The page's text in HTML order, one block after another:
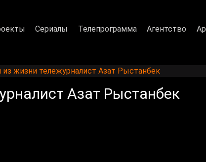
Сериалы Телепрограмма Агентство
жизни тележурналист Азат Рыстанбек
Азат Рыстанбек